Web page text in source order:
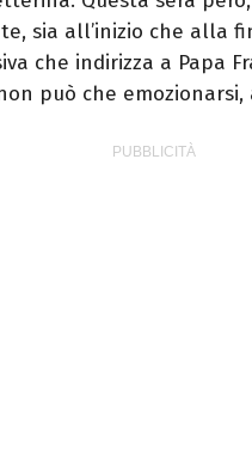
sia all’inizio che alla
che indirizza a Papa
può che